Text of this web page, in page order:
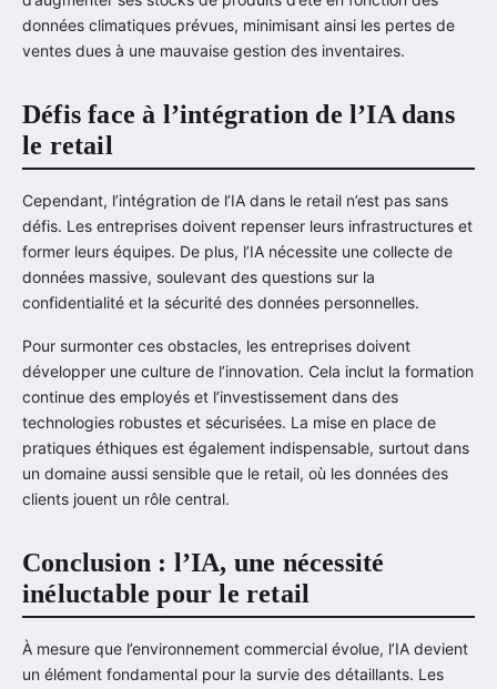
données climatiques prévues, minimisant ainsi les pertes de
ventes dues à une mauvaise gestion des inventaires.
Défis face à l’intégration de l’IA dans
le retail
Cependant, l’intégration de l’IA dans le retail n’est pas sans
défis. Les entreprises doivent repenser leurs infrastructures et
former leurs équipes. De plus, l’IA nécessite une collecte de
données massive, soulevant des questions sur la
confidentialité et la sécurité des données personnelles.
Pour surmonter ces obstacles, les entreprises doivent
développer une culture de l’innovation. Cela inclut la formation
continue des employés et l’investissement dans des
technologies robustes et sécurisées. La mise en place de
pratiques éthiques est également indispensable, surtout dans
un domaine aussi sensible que le retail, où les données des
clients jouent un rôle central.
Conclusion : l’IA, une nécessité
inéluctable pour le retail
À mesure que l’environnement commercial évolue, l’IA devient
un élément fondamental pour la survie des détaillants. Les